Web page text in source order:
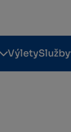
VýletySlužby